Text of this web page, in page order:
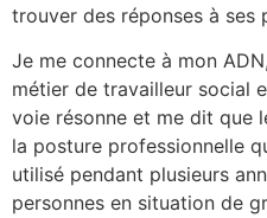
trouver des réponses à ses
Je me connecte à mon
métier de travailleur social
voie résonne et me dit que
la posture professionnelle
utilisé pendant plusieurs
personnes en situation de